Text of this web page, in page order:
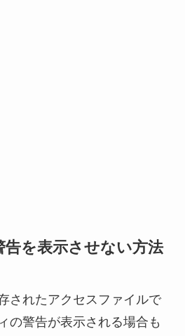
を表示させない方法
されたアクセスファイルで
の警告が表示される場合も